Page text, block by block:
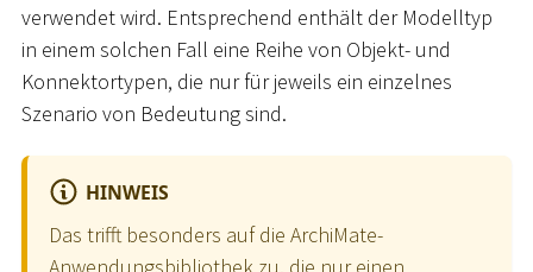
verwendet wird. Entsprechend enthält der Modelltyp
in einem solchen Fall eine Reihe von Objekt- und
Konnektortypen, die nur für jeweils ein einzelnes
Szenario von Bedeutung sind.
HINWEIS
Das trifft besonders auf die ArchiMate-
Anwendungsbibliothek zu, die nur einen